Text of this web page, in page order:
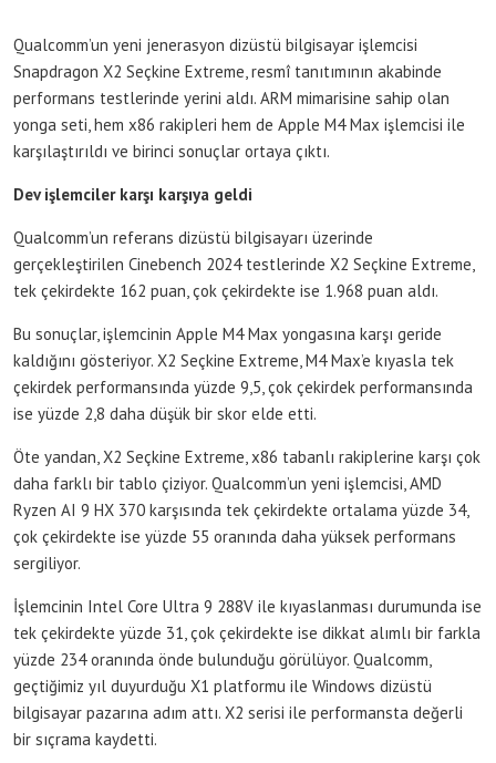
Qualcomm’un yeni jenerasyon dizüstü bilgisayar işlemcisi
Snapdragon X2 Seçkine Extreme, resmî tanıtımının akabinde
performans testlerinde yerini aldı. ARM mimarisine sahip olan
yonga seti, hem x86 rakipleri hem de Apple M4 Max işlemcisi ile
karşılaştırıldı ve birinci sonuçlar ortaya çıktı.
Dev işlemciler karşı karşıya geldi
Qualcomm’un referans dizüstü bilgisayarı üzerinde
gerçekleştirilen Cinebench 2024 testlerinde X2 Seçkine Extreme,
tek çekirdekte 162 puan, çok çekirdekte ise 1.968 puan aldı.
Bu sonuçlar, işlemcinin Apple M4 Max yongasına karşı geride
kaldığını gösteriyor. X2 Seçkine Extreme, M4 Max’e kıyasla tek
çekirdek performansında yüzde 9,5, çok çekirdek performansında
ise yüzde 2,8 daha düşük bir skor elde etti.
Öte yandan, X2 Seçkine Extreme, x86 tabanlı rakiplerine karşı çok
daha farklı bir tablo çiziyor. Qualcomm’un yeni işlemcisi, AMD
Ryzen AI 9 HX 370 karşısında tek çekirdekte ortalama yüzde 34,
çok çekirdekte ise yüzde 55 oranında daha yüksek performans
sergiliyor.
İşlemcinin Intel Core Ultra 9 288V ile kıyaslanması durumunda ise
tek çekirdekte yüzde 31, çok çekirdekte ise dikkat alımlı bir farkla
yüzde 234 oranında önde bulunduğu görülüyor. Qualcomm,
geçtiğimiz yıl duyurduğu X1 platformu ile Windows dizüstü
bilgisayar pazarına adım attı. X2 serisi ile performansta değerli
bir sıçrama kaydetti.